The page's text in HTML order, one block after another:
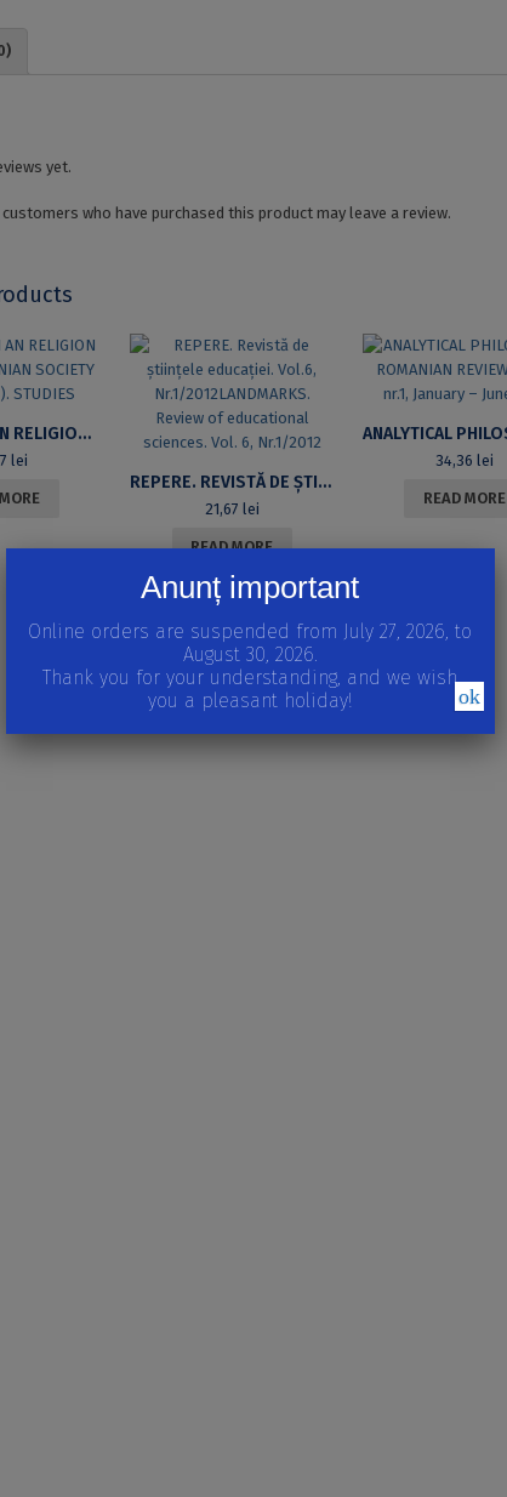
yet.
who have purchased this product may leave a review.
EDUCATION AN RELIGION IN THE ROMANIAN SOCIETY (1800-1914). STUDIES
lei
REPERE. REVISTĂ DE ȘTIINȚELE EDUCAȚIEI. VOL.6, NR.1/2012LANDMARKS. REVIEW OF EDUCATIONAL SCIENCES. VOL. 6, NR.1/2012
21,67 lei
READ MORE
34,36 lei
READ MORE
Anunț important
Online orders are suspended from July 27, 2026, to
August 30, 2026.
Thank you for your understanding, and we wish
you a pleasant holiday!
ok